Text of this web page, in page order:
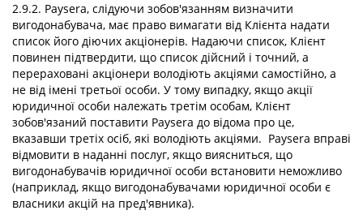
2.9.2. Paysera, слідуючи зобов'язанням визначити
вигодонабувача, має право вимагати від Клієнта надати
список його діючих акціонерів. Надаючи список, Клієнт
повинен підтвердити, що список дійсний і точний, а
перераховані акціонери володіють акціями самостійно, а
не від імені третьої особи. У тому випадку, якщо акції
юридичної особи належать третім особам, Клієнт
зобов'язаний поставити Paysera до відома про це,
вказавши третіх осіб, які володіють акціями. Paysera вправі
відмовити в наданні послуг, якщо виясниться, що
вигодонабувачів юридичної особи встановити неможливо
(наприклад, якщо вигодонабувачами юридичної особи є
власники акцій на пред'явника).